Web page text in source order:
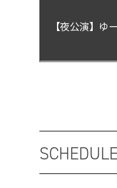
【夜公演】
SCHEDULE